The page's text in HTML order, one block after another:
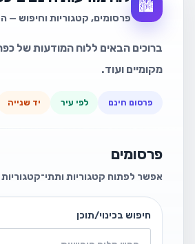
🏙️
פרסומים, קטגוריות וחיפוש
ברוכים הבאים ללוח המודעות של
מקומיים ועוד.
פרסום חינם לפי עיר יד שנייה
פרסומים
אפשר לפתוח קטגוריות
חיפוש בכינוי/תוכן